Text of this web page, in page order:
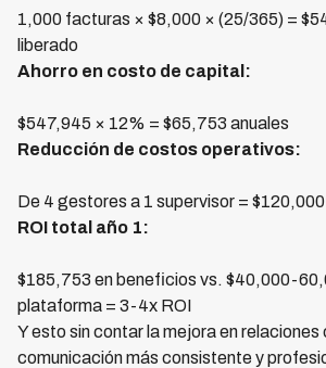
1,000 facturas × $8,000 × (25/365) =
liberado
Ahorro en costo de capital:
$547,945 × 12% = $65,753 anuales
Reducción de costos operativos:
De 4 gestores a 1 supervisor =
ROI total año 1:
$185,753 en beneficios vs. $40,000-
plataforma = 3-4x ROI
Y esto sin contar la mejora en relaciones
comunicación más consistente y